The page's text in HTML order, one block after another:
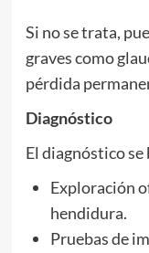
Si no se trata,
graves como
pérdida
Diagnóstico
El diagnóstico se
Exploración
hendidura.
Pruebas de